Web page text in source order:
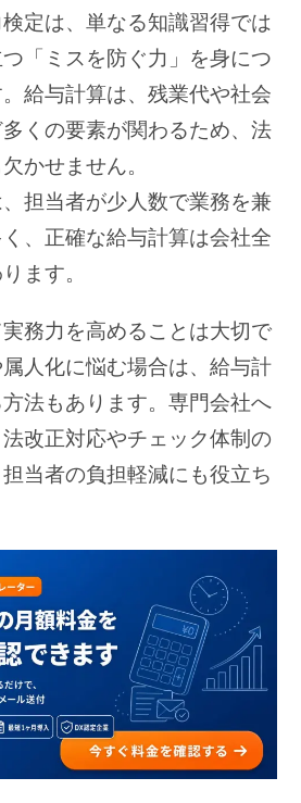
定は、単なる知識習得では
「ミスを防ぐ力」を身につ
給与計算は、残業代や社会
くの要素が関わるため、法
かせません。
担当者が少人数で業務を兼
、正確な給与計算は会社全
ます。
務力を高めることは大切で
人化に悩む場合は、給与計
法もあります。専門会社へ
改正対応やチェック体制の
当者の負担軽減にも役立ち